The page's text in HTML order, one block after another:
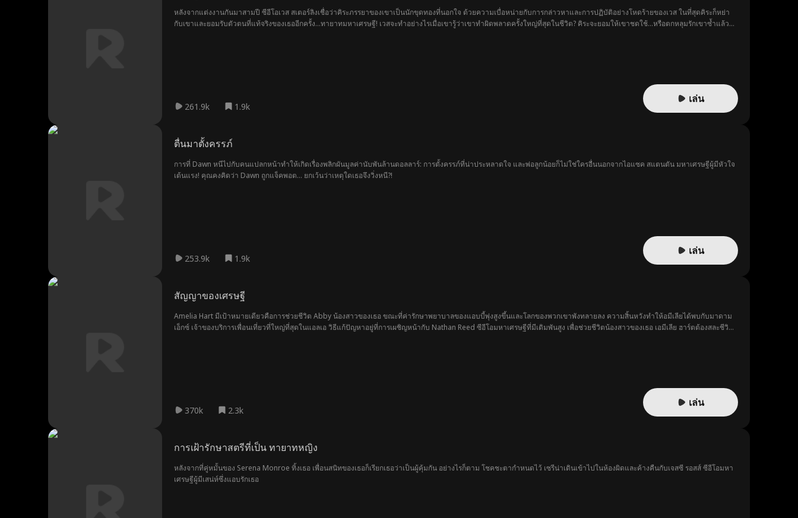
หลังจากแต่งงานกันมาสามปี ซีอีโอเวส สเตอร์ลิงเชื่อว่าคิระภรรยาของเขาเป็นนักขุดทองที่นอกใจ ด้วยความเบื่อหน่ายกับการกล่าวหาและการปฏิบัติอย่างโหดร้ายของเวส ในที่สุดคิระก็หย่า
กับเขาและยอมรับตัวตนที่แท้จริงของเธออีกครั้ง...ทายาทมหาเศรษฐี! เวสจะทำอย่างไรเมื่อเขารู้ว่าเขาทำผิดพลาดครั้งใหญ่ที่สุดในชีวิต? คิระจะยอมให้เขาชดใช้...หรือตกหลุมรักเขาซ้ำแล้วซ้ำ
261.9k 1.9k
เล่น
ตื่นมาตั้งครรภ์
การที่ Dawn หนีไปกับคนแปลกหน้าทำให้เกิดเรื่องพลิกผันมูลค่านับพันล้านดอลลาร์: การตั้งครรภ์ที่น่าประหลาดใจ และพ่อลูกน้อยก็ไม่ใช่ใครอื่นนอกจากไอแซค สแตนตัน มหาเศรษฐีผู้มีหัวใจ
เต้นแรง! คุณคงคิดว่า Dawn ถูกแจ็คพอต… ยกเว้นว่าเหตุใดเธอจึงวิ่งหนี?!
253.9k 1.9k
เล่น
สัญญาของเศรษฐี
Amelia Hart มีเป้าหมายเดียวคือการช่วยชีวิต Abby น้องสาวของเธอ ขณะที่ค่ารักษาพยาบาลของแอบบี้พุ่งสูงขึ้นและโลกของพวกเขาพังทลายลง ความสิ้นหวังทำให้อมีเลียได้พบกับมาดาม
เอ็กซ์ เจ้าของบริการเพื่อนเที่ยวที่ใหญ่ที่สุดในแอลเอ วิธีแก้ปัญหาอยู่ที่การเผชิญหน้ากับ Nathan Reed ซีอีโอมหาเศรษฐีที่มีเดิมพันสูง เพื่อช่วยชีวิตน้องสาวของเธอ เอมีเลีย ฮาร์ตต้องสละชีวิต
370k 2.3k
เล่น
การเฝ้ารักษาสตรีที่เป็น ทายาทหญิง
หลังจากที่คู่หมั้นของ Serena Monroe ทิ้งเธอ เพื่อนสนิทของเธอก็เรียกเธอว่าเป็นผู้คุ้มกัน อย่างไรก็ตาม โชคชะตากำหนดไว้ เซรีน่าเดินเข้าไปในห้องผิดและค้างคืนกับเจสซี รอสส์ ซีอีโอมหา
เศรษฐีผู้มีเสน่ห์ซึ่งแอบรักเธอ